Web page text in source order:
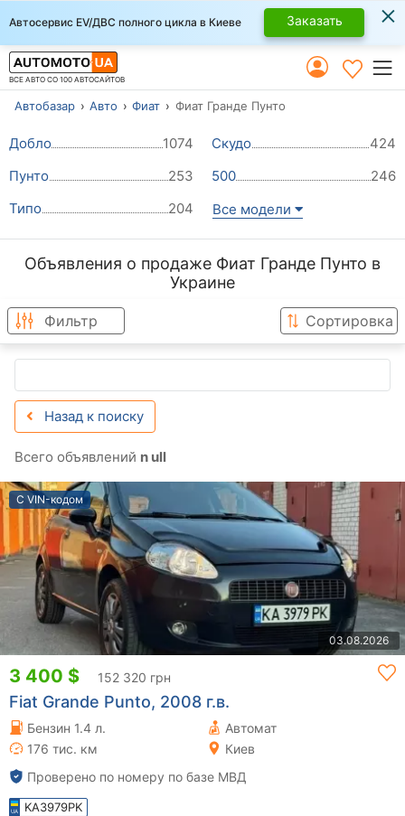
Автосервис EV/ДВС полного цикла в Киеве Заказать ×
ВСЕ АВТО СО 100 АВТОСАЙТОВ
Автобазар Авто Фиат Фиат Гранде Пунто
Добло 1074 Скудо
424
Пунто
253 500
246
Типо
204 Все модели
Объявления о продаже Фиат Гранде Пунто в
Украине
Фильтр Сортировка
Назад к поиску
Всего объявлений n ull
С VIN-кодом
03.08.2026
3 400 $ 152 320 грн
Fiat Grande Punto, 2008 г.в.
Бензин 1.4 л.
Автомат
176 тис. км
Киев
Проверено по номеру по базе МВД
KA3979PK